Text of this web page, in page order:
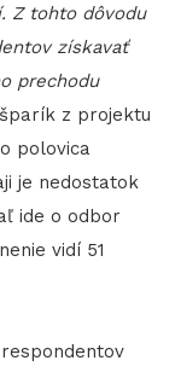
Z tohto dôvodu
získavať
prechodu
z projektu
polovica
je nedostatok
ide o odbor
vidí 51